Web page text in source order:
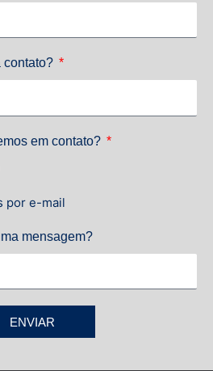
contato?
em contato?
por e-mail
mensagem?
ENVIAR